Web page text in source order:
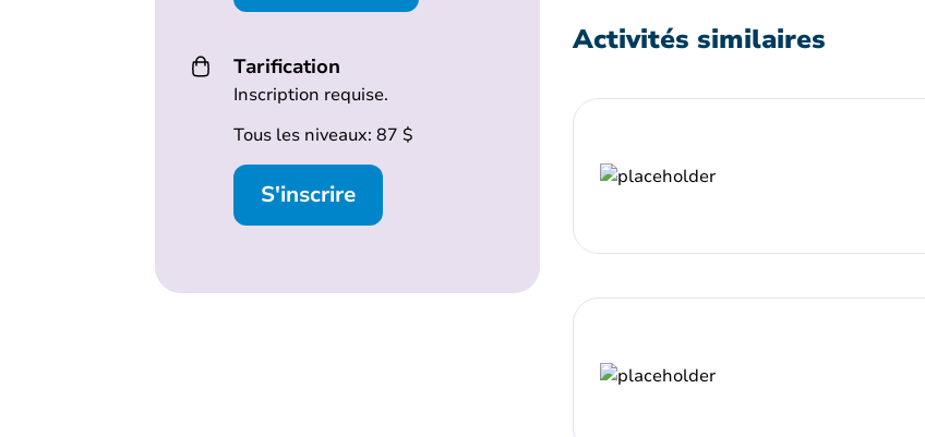
Tarification
Inscription requise.
Tous les niveaux: 87 $
S'inscrire
Activités similaires